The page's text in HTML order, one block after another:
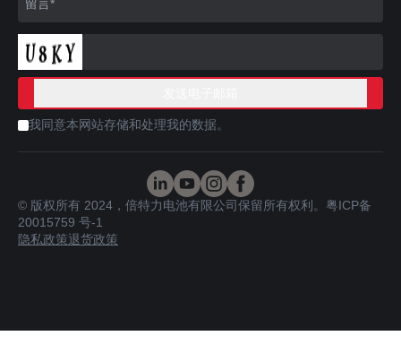
我同意本网站存储和处理我的数据。
© 版权所有 2024，倍特力电池有限公司保留所有权利。 粤ICP备
20015759 号-1
隐私政策退货政策